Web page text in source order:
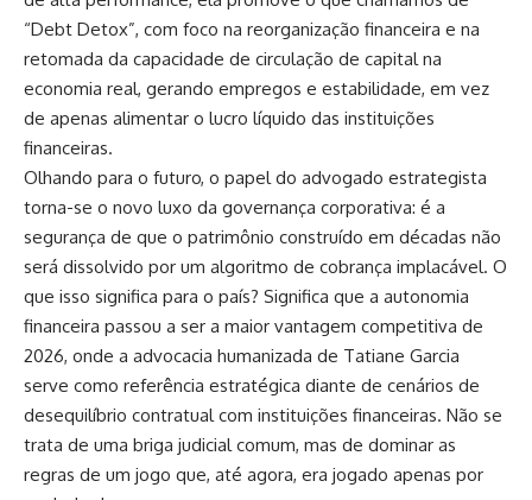
“Debt Detox”, com foco na reorganização financeira e na
retomada da capacidade de circulação de capital na
economia real, gerando empregos e estabilidade, em vez
de apenas alimentar o lucro líquido das instituições
financeiras.
Olhando para o futuro, o papel do advogado estrategista
torna-se o novo luxo da governança corporativa: é a
segurança de que o patrimônio construído em décadas não
será dissolvido por um algoritmo de cobrança implacável. O
que isso significa para o país? Significa que a autonomia
financeira passou a ser a maior vantagem competitiva de
2026, onde a advocacia humanizada de Tatiane Garcia
serve como referência estratégica diante de cenários de
desequilíbrio contratual com instituições financeiras. Não se
trata de uma briga judicial comum, mas de dominar as
regras de um jogo que, até agora, era jogado apenas por